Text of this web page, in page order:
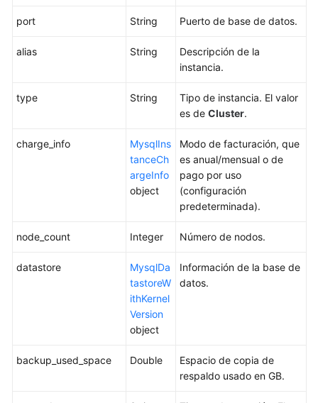
almacenamiento
Cambio
de
Restablecimiento
contraseña
port String Puerto de base de datos.
alias String
Descripción de la
instancia.
type String
Tipo de instancia. El valor
es de Cluster.
charge_info
MysqlIns
tanceCh
argeInfo
object
Modo de facturación, que
es anual/mensual o de
pago por uso
(configuración
predeterminada).
node_count Integer Número de nodos.
datastore
MysqlDa
tastoreW
ithKernel
Version
object
Información de la base de
datos.
backup_used_space Double
Espacio de copia de
respaldo usado en GB.